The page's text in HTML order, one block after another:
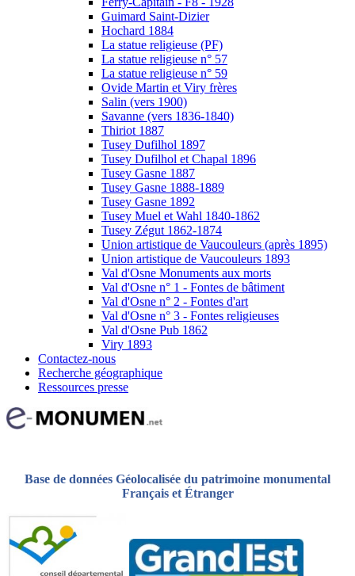
Guimard Saint-Dizier
Hochard 1884
La statue religieuse (PF)
La statue religieuse n° 57
La statue religieuse n° 59
Ovide Martin et Viry frères
Salin (vers 1900)
Savanne (vers 1836-1840)
Thiriot 1887
Tusey Dufilhol 1897
Tusey Dufilhol et Chapal 1896
Tusey Gasne 1887
Tusey Gasne 1888-1889
Tusey Gasne 1892
Tusey Muel et Wahl 1840-1862
Tusey Zégut 1862-1874
Union artistique de Vaucouleurs (après 1895)
Union artistique de Vaucouleurs 1893
Val d'Osne Monuments aux morts
Val d'Osne n° 1 - Fontes de bâtiment
Val d'Osne n° 2 - Fontes d'art
Val d'Osne n° 3 - Fontes religieuses
Val d'Osne Pub 1862
Viry 1893
Contactez-nous
Recherche géographique
Ressources presse
Base de données Géolocalisée du patrimoine monumental
Français et Étranger